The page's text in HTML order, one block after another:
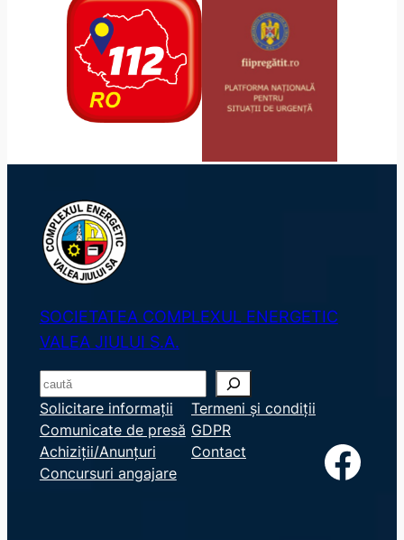
SOCIETATEA COMPLEXUL ENERGETIC
VALEA JIULUI S.A.
S
e
a
r
c
Solicitare informații
Comunicate de presă
Achiziții/Anunțuri
Concursuri angajare
Termeni și condiții
GDPR
Contact
Facebook